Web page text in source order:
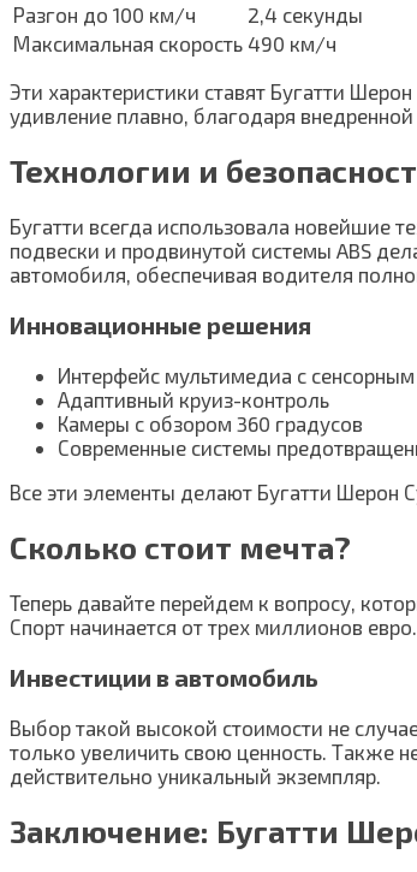
Разгон до 100 км/ч
2,4 секунды
Максимальная скорость 490 км/ч
Эти характеристики ставят Бугатти
удивление плавно, благодаря
Технологии и
Бугатти всегда использовала новейшие
подвески и продвинутой системы ABS
автомобиля, обеспечивая водителя
Инновационные решения
Интерфейс мультимедиа с
Адаптивный круиз-контроль
Камеры с обзором 360 градусов
Современные системы
Все эти элементы делают Бугатти Шерон
Сколько стоит мечта?
Теперь давайте перейдем к вопросу,
Спорт начинается от трех миллионов
Инвестиции в автомобиль
Выбор такой высокой стоимости не
только увеличить свою ценность. Также
действительно уникальный экземпляр.
Заключение: Бугатти